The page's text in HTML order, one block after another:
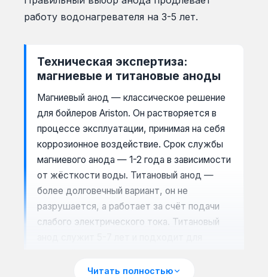
работу водонагревателя на 3-5 лет.
Техническая экспертиза:
магниевые и титановые аноды
Магниевый анод — классическое решение
для бойлеров Ariston. Он растворяется в
процессе эксплуатации, принимая на себя
коррозионное воздействие. Срок службы
магниевого анода — 1-2 года в зависимости
от жёсткости воды. Титановый анод —
более долговечный вариант, он не
разрушается, а работает за счёт подачи
слабого электрического тока. Титановый
Читать полностью